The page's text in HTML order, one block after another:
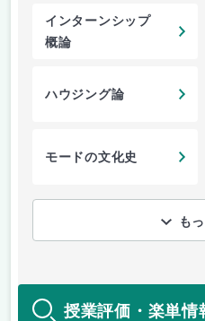
インターンシップ
概論
ハウジング論
モードの文化史
も
授業評価・楽単情